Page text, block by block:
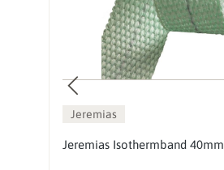
Jeremias
Jeremias Isothermband 40mm